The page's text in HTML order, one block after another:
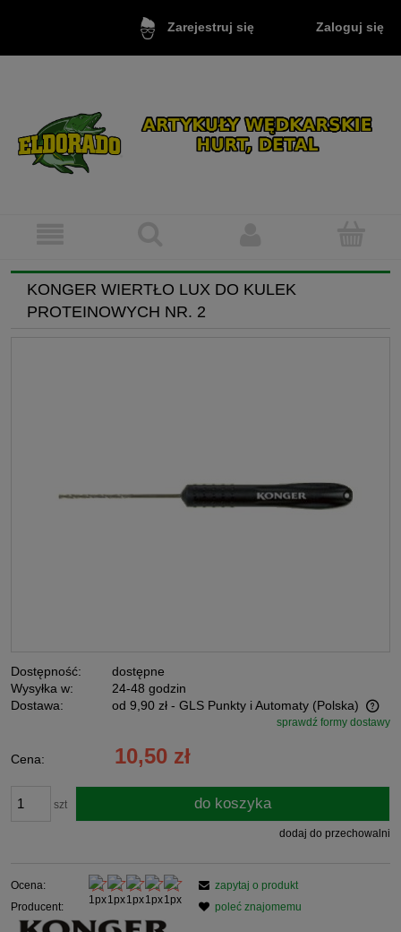
Zarejestruj się Zaloguj się
KONGER WIERTŁO LUX DO KULEK
PROTEINOWYCH NR. 2
Dostępność:
dostępne
Wysyłka w:
24-48 godzin
Dostawa:
od 9,90 zł - GLS Punkty i Automaty (Polska)
Cena nie zawiera ewentualnych kosztów płatnościsprawdź formy dostawy
Cena: 10,50 zł
szt do koszyka
dodaj do przechowalni
Ocena:
Producent:
zapytaj o produkt
poleć znajomemu